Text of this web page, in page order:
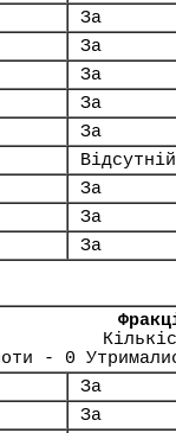
За
За
За
За
За
Відсутній
За
За
За
- 0
За
За